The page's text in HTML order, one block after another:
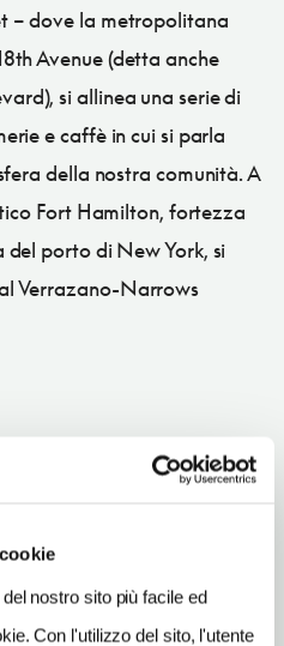
nostro sito più facile ed
Con l'utilizzo del sito, l'utente
– dove la metropolitana
Avenue (detta anche
si allinea una serie di
e caffè in cui si parla
della nostra comunità. A
Fort Hamilton, fortezza
del porto di New York, si
Verrazano-Narrows